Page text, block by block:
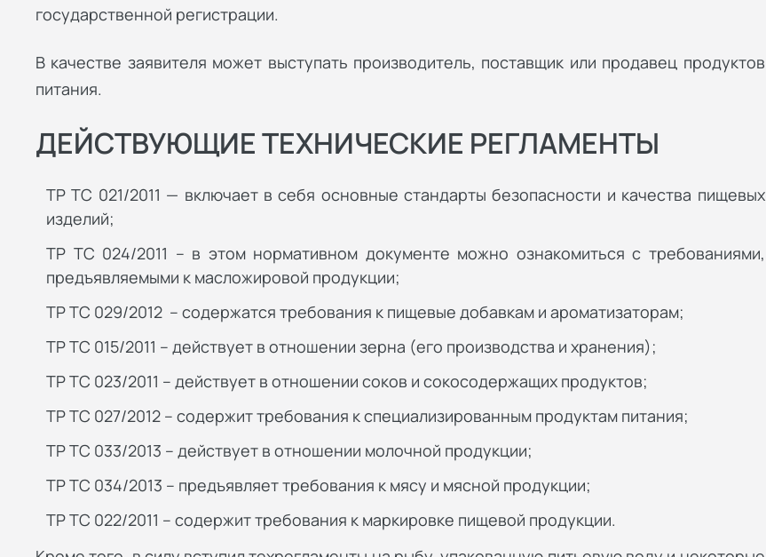
государственной регистрации.
В качестве заявителя может выступать производитель, поставщик или продавец продуктов
питания.
ДЕЙСТВУЮЩИЕ ТЕХНИЧЕСКИЕ РЕГЛАМЕНТЫ
ТР ТС 021/2011 — включает в себя основные стандарты безопасности и качества пищевых
изделий;
ТР ТС 024/2011 – в этом нормативном документе можно ознакомиться с требованиями,
предъявляемыми к масложировой продукции;
ТР ТС 029/2012 – содержатся требования к пищевые добавкам и ароматизаторам;
ТР ТС 015/2011 – действует в отношении зерна (его производства и хранения);
ТР ТС 023/2011 – действует в отношении соков и сокосодержащих продуктов;
ТР ТС 027/2012 – содержит требования к специализированным продуктам питания;
ТР ТС 033/2013 – действует в отношении молочной продукции;
ТР ТС 034/2013 – предъявляет требования к мясу и мясной продукции;
ТР ТС 022/2011 – содержит требования к маркировке пищевой продукции.